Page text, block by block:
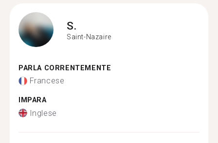
S.
Saint-Nazaire
PARLA CORRENTEMENTE
Francese
IMPARA
Inglese